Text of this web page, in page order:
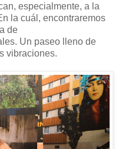
especialmente, a la
la cuál, encontraremos
de
Un paseo lleno de
vibraciones.